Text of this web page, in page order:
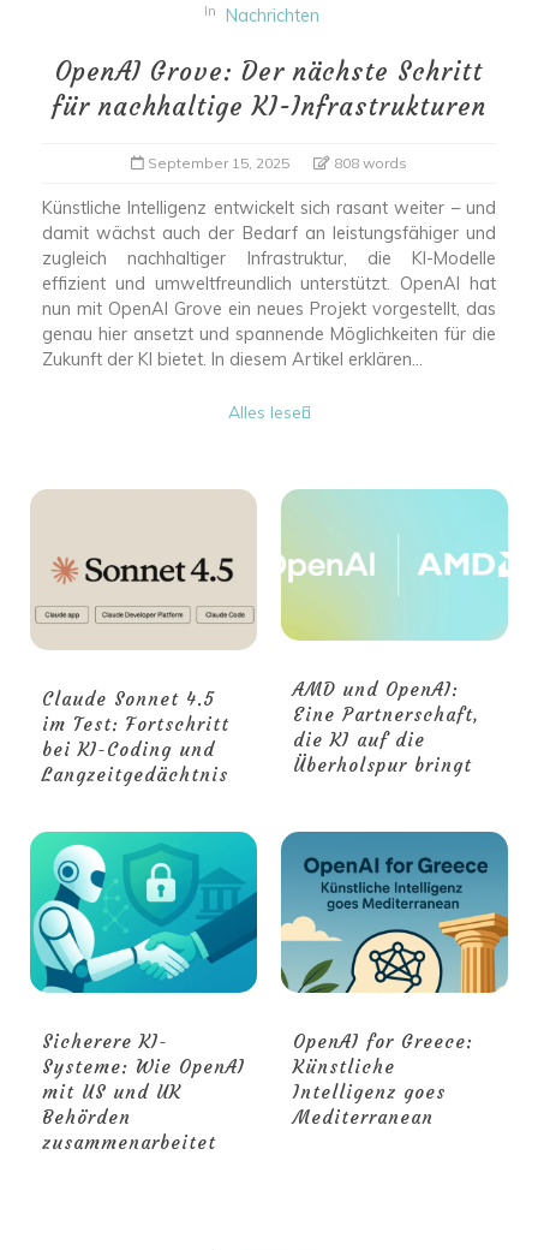
In Nachrichten
OpenAI Grove: Der nächste Schritt
für nachhaltige KI-Infrastrukturen
September 15, 2025 808 words
Künstliche Intelligenz entwickelt sich rasant weiter – und
damit wächst auch der Bedarf an leistungsfähiger und
zugleich nachhaltiger Infrastruktur, die KI-Modelle
effizient und umweltfreundlich unterstützt. OpenAI hat
nun mit OpenAI Grove ein neues Projekt vorgestellt, das
genau hier ansetzt und spannende Möglichkeiten für die
Zukunft der KI bietet. In diesem Artikel erklären...
Alles lesen
Claude Sonnet 4.5
im Test: Fortschritt
bei KI-Coding und
Langzeitgedächtnis
AMD und OpenAI:
Eine Partnerschaft,
die KI auf die
Überholspur bringt
Sicherere KI-
Systeme: Wie OpenAI
mit US und UK
Behörden
zusammenarbeitet
OpenAI for Greece:
Künstliche
Intelligenz goes
Mediterranean